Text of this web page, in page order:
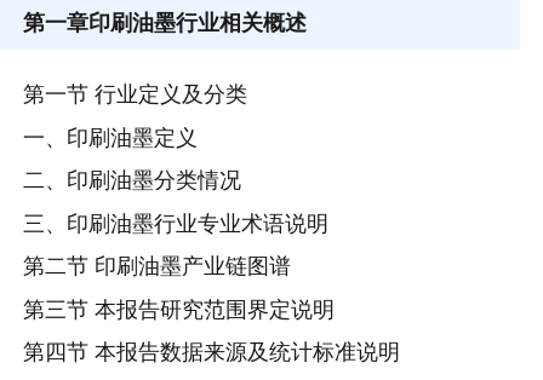
第一章印刷油墨行业相关概述
第一节 行业定义及分类
一、印刷油墨定义
二、印刷油墨分类情况
三、印刷油墨行业专业术语说明
第二节 印刷油墨产业链图谱
第三节 本报告研究范围界定说明
第四节 本报告数据来源及统计标准说明